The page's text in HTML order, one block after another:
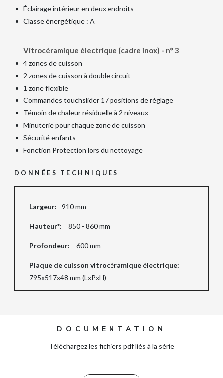
Éclairage intérieur en deux endroits
Classe énergétique : A
Vitrocéramique électrique (cadre inox) - n° 3
4 zones de cuisson
2 zones de cuisson à double circuit
1 zone flexible
Commandes touchslider 17 positions de réglage
Témoin de chaleur résiduelle à 2 niveaux
Minuterie pour chaque zone de cuisson
Sécurité enfants
Fonction Protection lors du nettoyage
DONNÉES TECHNIQUES
Largeur: 910 mm
Hauteur*: 850 - 860 mm
Profondeur: 600 mm
Plaque de cuisson vitrocéramique électrique:
795x517x48 mm (LxPxH)
DOCUMENTATION
Téléchargez les fichiers pdf liés à la série